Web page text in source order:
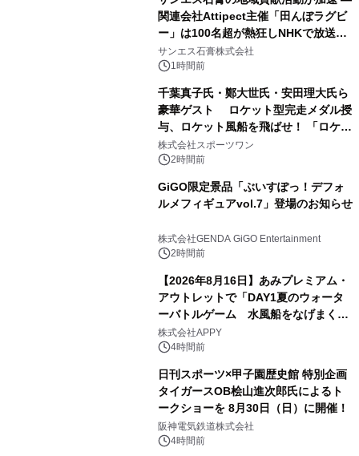
関連会社Attipect主催「田んぼラグビ
ー」は100名超が熱狂しNHKで放送さ
れました。
サンエス石膏株式会社
1時間前
千葉真子氏・鄭大世氏・安田理大氏ら
豪華ゲスト ロケット型完走メダル授
与、ロケット風船を飛ばせ！ 「ロケッ
トマラソン2026」開催
株式会社スポーツワン
2時間前
GiGO限定景品「ぶいすぽっ！デフォ
ルメフィギュアvol.7」登場のお知らせ
株式会社GENDA GiGO Entertainment
2時間前
【2026年8月16日】あみプレミアム・
アウトレットで「DAY1夏のウォータ
ーバトルゲーム 水風船をなげまくろ
う！」を開催
株式会社APPY
4時間前
日刊スポーツ×甲子園歴史館 特別企画
タイガースOB桧山進次郎氏によるト
ークショーを 8月30日（日）に開催！
阪神電気鉄道株式会社
4時間前